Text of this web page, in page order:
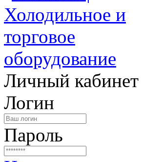
Личный кабинет
Логин
Пароль